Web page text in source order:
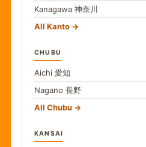
Kanagawa 神奈川
All Kanto
CHUBU
Aichi 愛知
Nagano 長野
All Chubu
KANSAI